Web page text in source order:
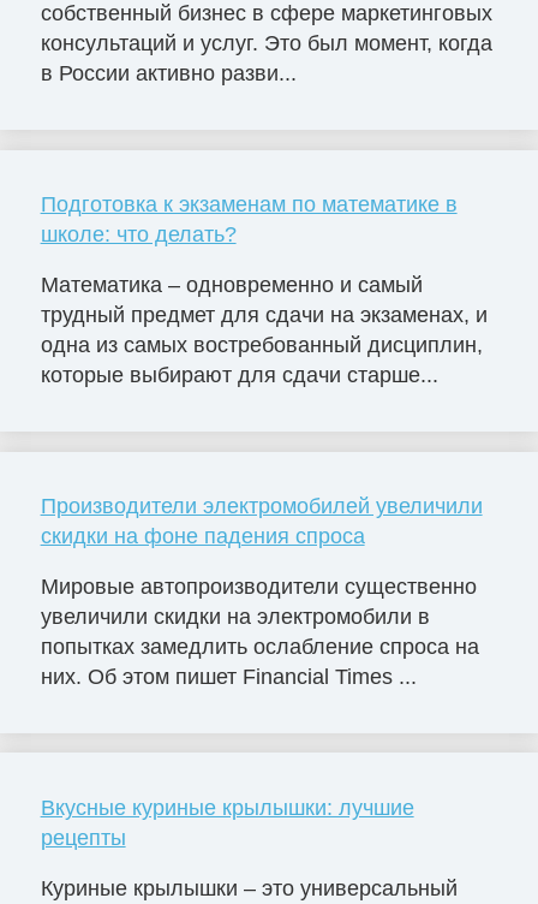
собственный бизнес в сфере маркетинговых
консультаций и услуг. Это был момент, когда
в России активно разви...
Подготовка к экзаменам по математике в
школе: что делать?
Математика – одновременно и самый
трудный предмет для сдачи на экзаменах, и
одна из самых востребованный дисциплин,
которые выбирают для сдачи старше...
Производители электромобилей увеличили
скидки на фоне падения спроса
Мировые автопроизводители существенно
увеличили скидки на электромобили в
попытках замедлить ослабление спроса на
них. Об этом пишет Financial Times ...
Вкусные куриные крылышки: лучшие
рецепты
Куриные крылышки – это универсальный